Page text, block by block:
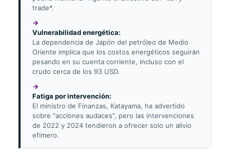
trade*.
Vulnerabilidad energética:
La dependencia de Japón del petróleo de Medio
Oriente implica que los costos energéticos seguirán
pesando en su cuenta corriente, incluso con el
crudo cerca de los 93 USD.
Fatiga por intervención:
El ministro de Finanzas, Katayama, ha advertido
sobre "acciones audaces", pero las intervenciones
de 2022 y 2024 tendieron a ofrecer solo un alivio
efímero.